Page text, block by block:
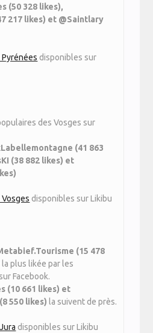
(50 328 likes),
217 likes) et @Saintlary
disponibles sur
des Vosges sur
(41 863
(38 882 likes) et
disponibles sur Likibu
(15 478
plus likée par les
Facebook.
(10 661 likes) et
550 likes)la suivent de près.
disponibles sur Likibu